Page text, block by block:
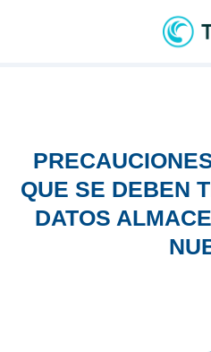
QUE SE DEBEN
DATOS